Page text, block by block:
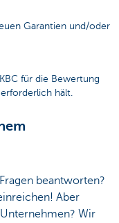
Garantien und/oder
für die Bewertung
hält.
beantworten?
Aber
Wir